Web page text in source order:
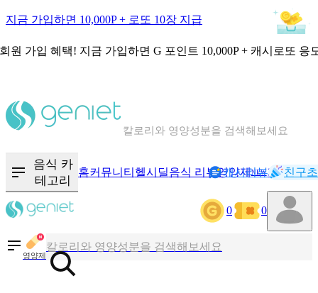
지금 가입하면 10,000P + 로또 10장 지급
원 가입 혜택! 지금 가입하면 G 포인트 10,000P + 캐시로또 응
칼로리와 영양성분을 검색해보세요
음식 카
테고리
홈커뮤니티 헬시딜음식 리뷰영양제NEW기록
캐시리뷰 친구
0 0
영양제
칼로리와 영양성분을 검색해보세요
혈당 · 다이어트 음식 검색해보세요